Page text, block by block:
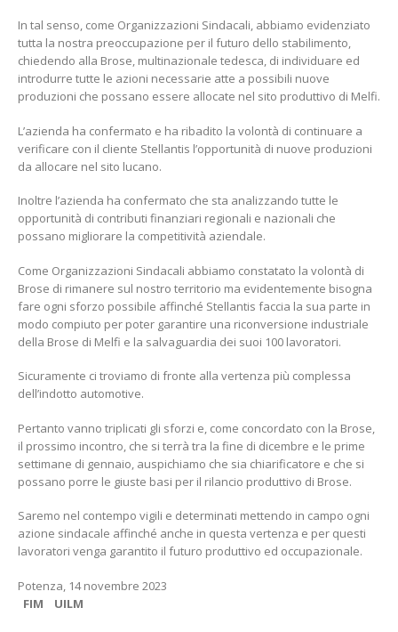
In tal senso, come Organizzazioni Sindacali, abbiamo evidenziato
tutta la nostra preoccupazione per il futuro dello stabilimento,
chiedendo alla Brose, multinazionale tedesca, di individuare ed
introdurre tutte le azioni necessarie atte a possibili nuove
produzioni che possano essere allocate nel sito produttivo di Melfi.
L’azienda ha confermato e ha ribadito la volontà di continuare a
verificare con il cliente Stellantis l’opportunità di nuove produzioni
da allocare nel sito lucano.
Inoltre l’azienda ha confermato che sta analizzando tutte le
opportunità di contributi finanziari regionali e nazionali che
possano migliorare la competitività aziendale.
Come Organizzazioni Sindacali abbiamo constatato la volontà di
Brose di rimanere sul nostro territorio ma evidentemente bisogna
fare ogni sforzo possibile affinché Stellantis faccia la sua parte in
modo compiuto per poter garantire una riconversione industriale
della Brose di Melfi e la salvaguardia dei suoi 100 lavoratori.
Sicuramente ci troviamo di fronte alla vertenza più complessa
dell’indotto automotive.
Pertanto vanno triplicati gli sforzi e, come concordato con la Brose,
il prossimo incontro, che si terrà tra la fine di dicembre e le prime
settimane di gennaio, auspichiamo che sia chiarificatore e che si
possano porre le giuste basi per il rilancio produttivo di Brose.
Saremo nel contempo vigili e determinati mettendo in campo ogni
azione sindacale affinché anche in questa vertenza e per questi
lavoratori venga garantito il futuro produttivo ed occupazionale.
Potenza, 14 novembre 2023
FIM UILM